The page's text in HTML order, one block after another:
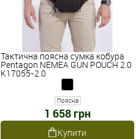
Тактична поясна сумка кобура
Pentagon NEMEA GUN POUCH 2.0
K17055-2.0
Поясна
1 658 грн
Купити